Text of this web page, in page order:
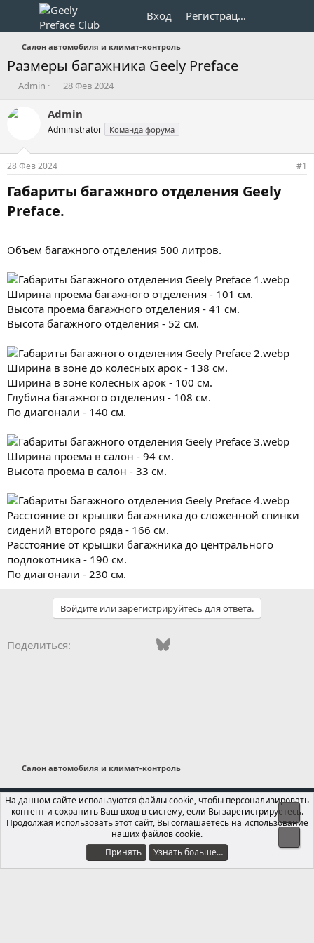
Вход Регистрация
Салон автомобиля и климат-контроль
Размеры багажника Geely Preface
А
т
т
е
м
ы
Admin
Д
т
а
н
а
л
а
28 Фев 2024
Admin
Administrator Команда форума
28 Фев 2024 #1
Габариты багажного отделения Geely
Preface.​
Объем багажного отделения 500 литров.
Ширина проема багажного отделения - 101 см.
Высота проема багажного отделения - 41 см.
Высота багажного отделения - 52 см.
Ширина в зоне до колесных арок - 138 см.
Ширина в зоне колесных арок - 100 см.
Глубина багажного отделения - 108 см.
По диагонали - 140 см.
Ширина проема в салон - 94 см.
Высота проема в салон - 33 см.
Расстояние от крышки багажника до сложенной спинки
сидений второго ряда - 166 см.
Расстояние от крышки багажника до центрального
подлокотника - 190 см.
По диагонали - 230 см.
Войдите или зарегистрируйтесь для ответа.
Поделиться: Odnoklassniki
Mail.ruBluesky
Салон автомобиля и климат-контроль
Russian (RU)
Обратная связь
Условия и правила
Политика конфиденциальности
Помощь
Локализация от xenForo.Info®
На данном сайте используются файлы cookie, чтобы персонализировать
контент и сохранить Ваш вход в систему, если Вы зарегистрируетесь.
Продолжая использовать этот сайт, Вы соглашаетесь на использование
наших файлов cookie.
Принять
Узнать больше…